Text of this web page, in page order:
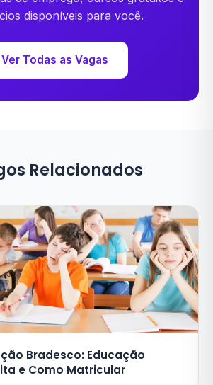
disponíveis para você.
Ver Todas as Vagas
Relacionados
Bradesco: Educação
e Como Matricular